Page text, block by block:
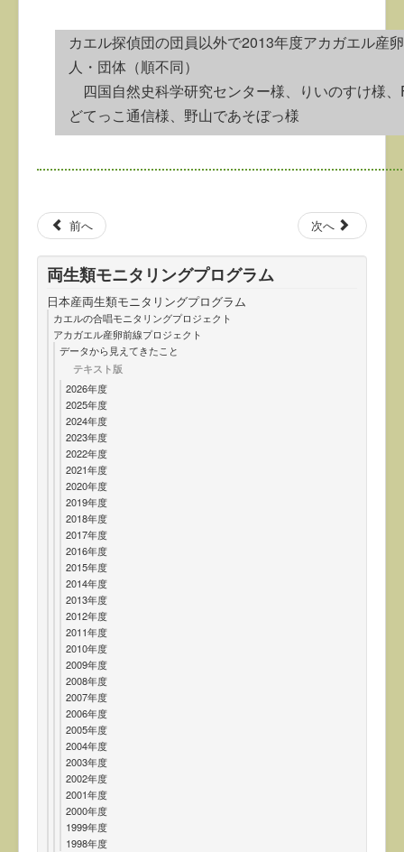
カエル探偵団の団員以外で2013年度アカガエル産
人・団体（順不同）
四国自然史科学研究センター様、りいのすけ様
どてっこ通信様、野山であそぼっ様
前へ 次へ
両生類モニタリングプログラム
日本産両生類モニタリングプログラム
カエルの合唱モニタリングプロジェクト
アカガエル産卵前線プロジェクト
データから見えてきたこと
テキスト版
2026年度
2025年度
2024年度
2023年度
2022年度
2021年度
2020年度
2019年度
2018年度
2017年度
2016年度
2015年度
2014年度
2013年度
2012年度
2011年度
2010年度
2009年度
2008年度
2007年度
2006年度
2005年度
2004年度
2003年度
2002年度
2001年度
2000年度
1999年度
1998年度